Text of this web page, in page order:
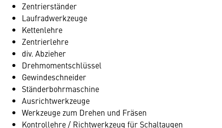
Zentrierständer
Laufradwerkzeuge
Kettenlehre
Zentrierlehre
div. Abzieher
Drehmomentschlüssel
Gewindeschneider
Ständerbohrmaschine
Ausrichtwerkzeuge
Werkzeuge zum Drehen und Fräsen
Kontrollehre / Richtwerkzeug für Schaltaugen